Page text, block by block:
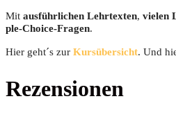
Mit aus­führ­li­chen Lehr­tex­ten, vie­len
ple-Choice-Fra­gen.
Hier geht´s zur Kurs­über­sicht. Und
Rezensionen